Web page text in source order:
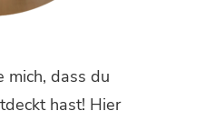
mich, dass du
hast! Hier